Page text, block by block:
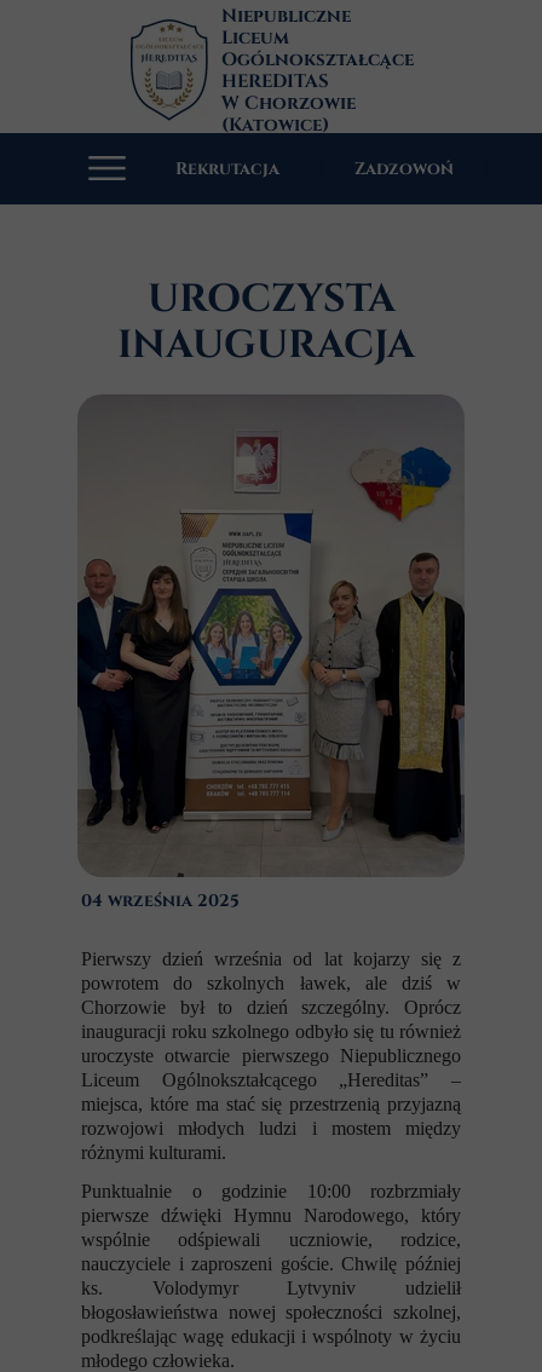
Zadzowoń
Rekrutacja
Niepubliczne
Liceum
Ogólnokształcące
HEREDITAS
W Chorzowie
(Katowice)
UROCZYSTA
INAUGURACJA
04 września 2025
Pierwszy dzień września od lat kojarzy się z
powrotem do szkolnych ławek, ale dziś w
Chorzowie był to dzień szczególny. Oprócz
inauguracji roku szkolnego odbyło się tu również
uroczyste otwarcie pierwszego Niepublicznego
Liceum Ogólnokształcącego „Hereditas” –
miejsca, które ma stać się przestrzenią przyjazną
rozwojowi młodych ludzi i mostem między
różnymi kulturami.
Punktualnie o godzinie 10:00 rozbrzmiały
pierwsze dźwięki Hymnu Narodowego, który
wspólnie odśpiewali uczniowie, rodzice,
nauczyciele i zaproszeni goście. Chwilę później
ks. Volodymyr Lytvyniv udzielił
błogosławieństwa nowej społeczności szkolnej,
podkreślając wagę edukacji i wspólnoty w życiu
młodego człowieka.